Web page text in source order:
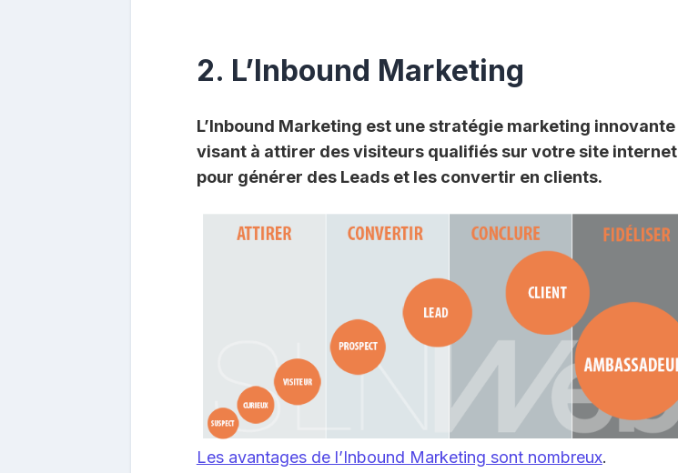
2. L’Inbound Marketing
L’Inbound Marketing est une stratégie marketing innovante
visant à attirer des visiteurs qualifiés sur votre site internet
pour générer des Leads et les convertir en clients.
Les avantages de l’Inbound Marketing sont nombreux.